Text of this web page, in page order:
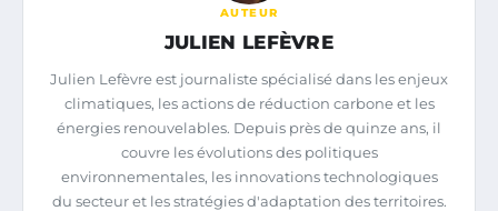
AUTEUR
JULIEN LEFÈVRE
Julien Lefèvre est journaliste spécialisé dans les enjeux
climatiques, les actions de réduction carbone et les
énergies renouvelables. Depuis près de quinze ans, il
couvre les évolutions des politiques
environnementales, les innovations technologiques
du secteur et les stratégies d'adaptation des territoires.